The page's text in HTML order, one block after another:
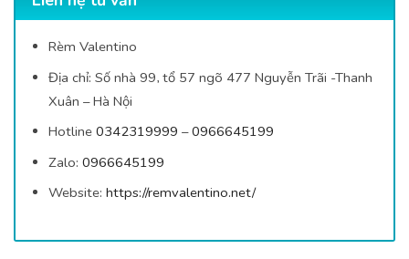
Rèm Valentino
Địa chỉ: Số nhà 99, tổ 57 ngõ 477 Nguyễn Trãi -Thanh
Xuân – Hà Nội
Hotline 0342319999 –0966645199
Zalo: 0966645199
Website: https://remvalentino.net/